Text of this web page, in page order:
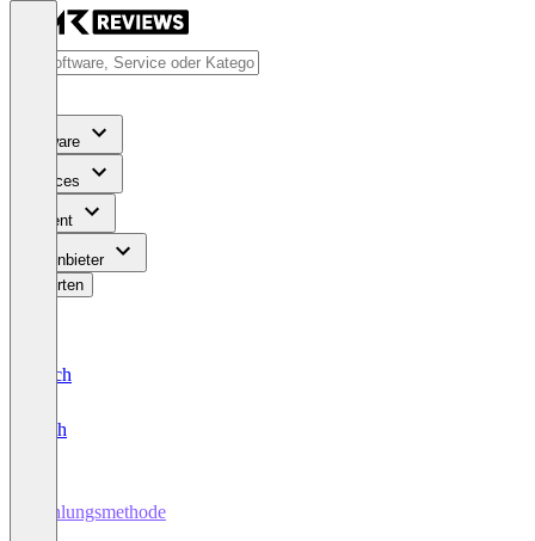
Software
Services
Content
Für Anbieter
Bewerten
Deutsch
English
Zahlungsmethode